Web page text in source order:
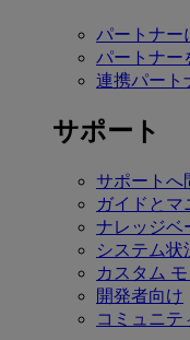
パートナー
パートナー
連携パート
サポート
サポートへ
ガイドとマ
ナレッジベ
システム状
カスタム
開発者向け
コミュニテ